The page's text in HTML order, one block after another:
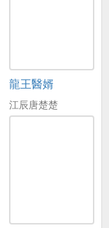
龍王醫婿
江辰唐楚楚